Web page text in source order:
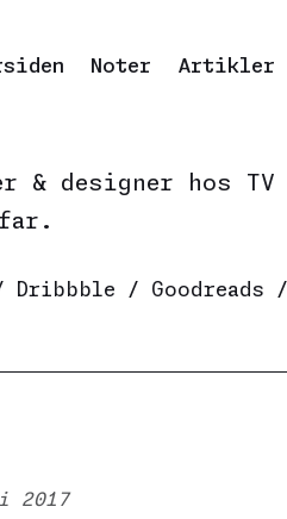
Noter Artikler
& designer hos
TV
Dribbble / Goodreads /
2017